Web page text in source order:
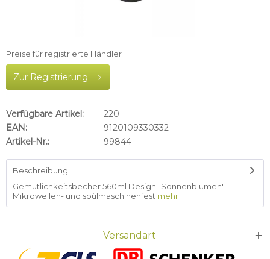
Preise für registrierte Händler
Zur Registrierung
Verfügbare Artikel:
220
EAN:
9120109330332
Artikel-Nr.:
99844
Beschreibung
Gemütlichkeitsbecher 560ml Design "Sonnenblumen"
Mikrowellen- und spülmaschinenfest mehr
Versandart